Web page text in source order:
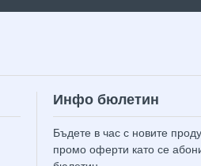
Инфо бюлетин
Бъдете в час с новите
промо оферти като се